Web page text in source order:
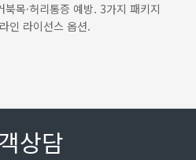
목·허리통증 예방. 3가지 패키지
인 라이선스 옵션.
상담